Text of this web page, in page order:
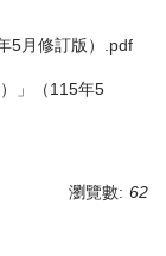
5月修訂版）.pdf
」（115年5
瀏覽數: 62